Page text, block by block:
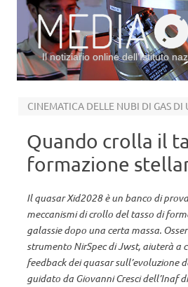
Il notiziario online dell’Istituto
Quando crolla il
formazione
Il quasar Xid2028 è un banco di
meccanismi di crollo del tasso di
galassie dopo una certa massa.
strumento NirSpec di Jwst, aiuterà a
feedback dei quasar sull’evoluzione
guidato da Giovanni Cresci dell’Inaf